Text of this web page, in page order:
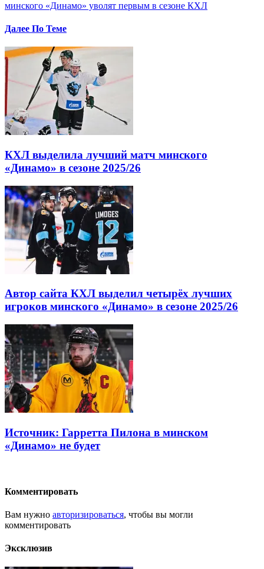
минского «Динамо» уволят первым в сезоне КХЛ
Далее По Теме
КХЛ выделила лучший матч минского
«Динамо» в сезоне 2025/26
Автор сайта КХЛ выделил четырёх лучших
игроков минского «Динамо» в сезоне 2025/26
Источник: Гарретта Пилона в минском
«Динамо» не будет
Комментировать
Вам нужно авторизироваться, чтобы вы могли
комментировать
Эксклюзив